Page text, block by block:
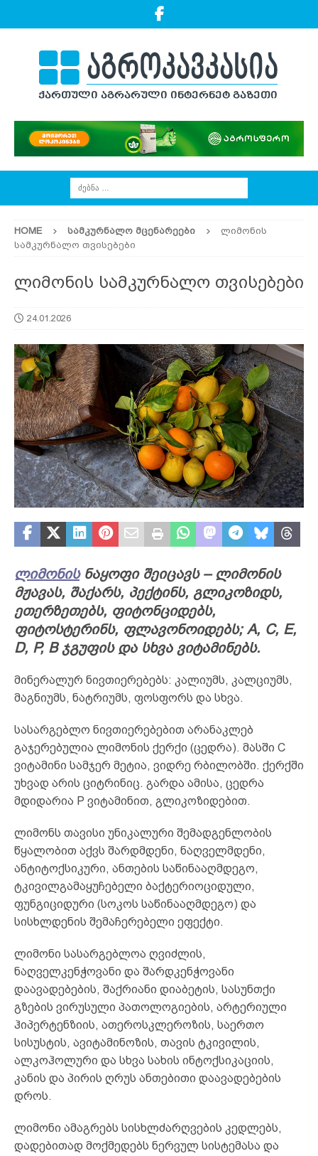
HOME ᲡᲐᲛᲙᲣᲠᲜᲐᲚᲝ ᲛᲪᲔᲜᲐᲠᲔᲔᲑᲘ
ლიმონის
სამკურნალო თვისებები
ლიმონის სამკურნალო თვისებები
24.01.2026
ლიმონისნაყოფი შეიცავს – ლიმონის
მჟავას, შაქარს, პექტინს, გლიკოზიდს,
ეთერზეთებს, ფიტონციდებს,
ფიტოსტერინს, ფლავონოიდებს; A, C, E,
D, P, B ჯგუფის და სხვა ვიტამინებს.
მინერალურ ნივთიერებებს: კალიუმს, კალციუმს,
მაგნიუმს, ნატრიუმს, ფოსფორს და სხვა.
სასარგებლო ნივთიერებებით არანაკლებ
გაჯერებულია ლიმონის ქერქი (ცედრა). მასში C
ვიტამინი სამჯერ მეტია, ვიდრე რბილობში. ქერქში
უხვად არის ციტრინიც. გარდა ამისა, ცედრა
მდიდარია P ვიტამინით, გლიკოზიდებით.
ლიმონს თავისი უნიკალური შემადგენლობის
წყალობით აქვს შარდმდენი, ნაღველმდენი,
ანტიტოქსიკური, ანთების საწინააღმდეგო,
ტკივილგამაყუჩებელი ბაქტერიოციდული,
ფუნგიციდური (სოკოს საწინააღმდეგო) და
სისხლდენის შემაჩერებელი ეფექტი.
ლიმონი სასარგებლოა ღვიძლის,
ნაღველკენჭოვანი და შარდკენჭოვანი
დაავადებების, შაქრიანი დიაბეტის, სასუნთქი
გზების ვირუსული პათოლოგიების, არტერიული
ჰიპერტენზიის, ათეროსკლეროზის, საერთო
სისუსტის, ავიტამინოზის, თავის ტკივილის,
ალკოჰოლური და სხვა სახის ინტოქსიკაციის,
კანის და პირის ღრუს ანთებითი დაავადებების
დროს.
ლიმონი ამაგრებს სისხლძარღვების კედლებს,
დადებითად მოქმედებს ნერვულ სისტემასა და